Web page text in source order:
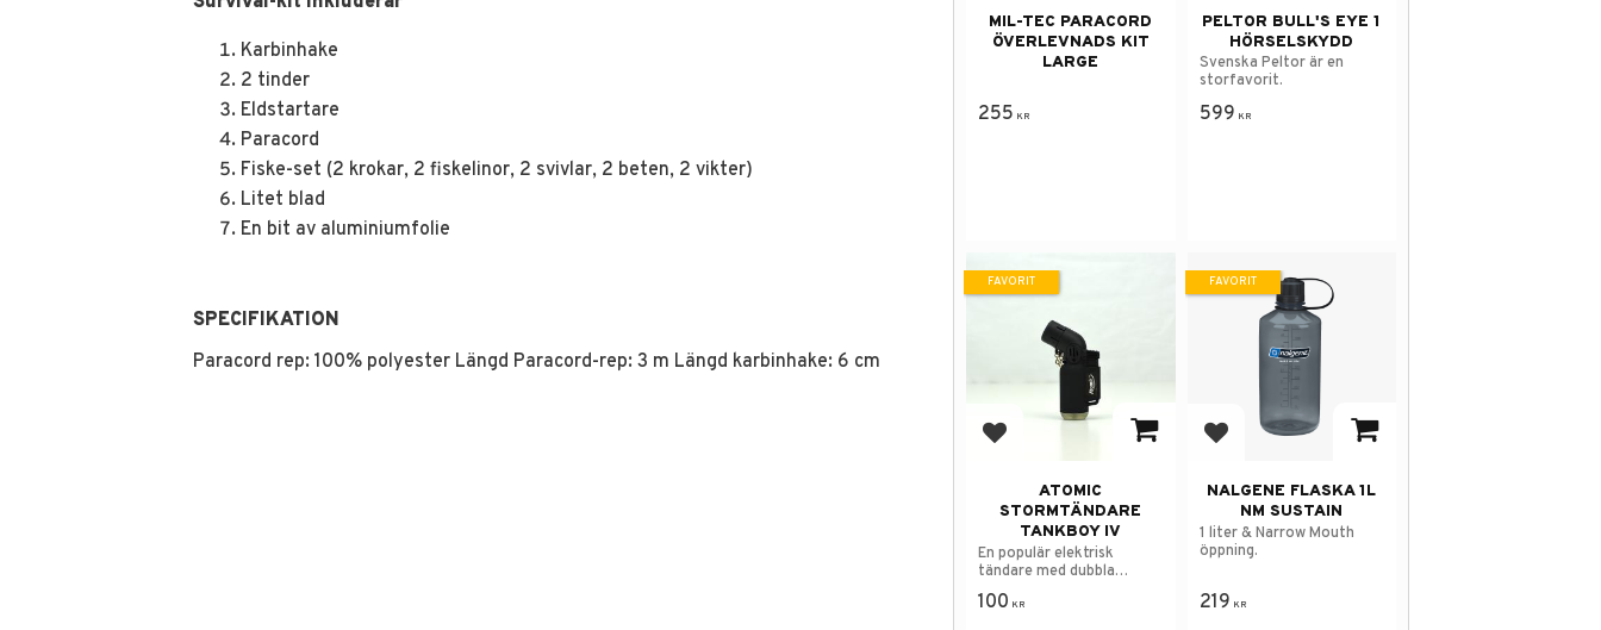
Karbinhake
2 tinder
Eldstartare
Paracord
Fiske-set (2 krokar, 2 fiskelinor, 2 svivlar, 2 beten, 2 vikter)
Litet blad
En bit av aluminiumfolie
SPECIFIKATION
Paracord rep: 100% polyester Längd Paracord-rep: 3 m Längd karbinhake: 6 cm
MIL-TEC PARACORD
ÖVERLEVNADS KIT
LARGE
255 KR
PELTOR BULL'S EYE 1
HÖRSELSKYDD
Svenska Peltor är en
storfavorit.
599 KR
Lägg till i favoriter
ATOMIC
STORMTÄNDARE
TANKBOY IV
En populär elektrisk
tändare med dubbla
flammor.
100 KR
FAVORIT
Lägg till i favoriter
NALGENE FLASKA 1L
NM SUSTAIN
1 liter & Narrow Mouth
öppning.
219 KR
FAVORIT